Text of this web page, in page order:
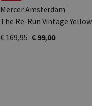
Mercer Amsterdam
The Re-Run Vintage Yellow
€ 169,95 € 99,00